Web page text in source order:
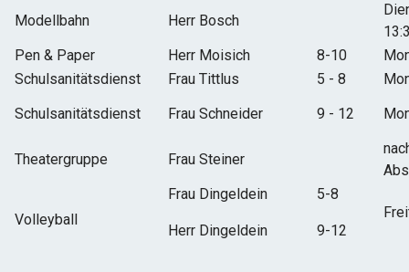
Modellbahn
Herr Bosch
Pen & Paper
Herr Moisich 8-10
Schulsanitätsdienst
Frau Tittlus 5 - 8
Schulsanitätsdienst
Frau Schneider 9 - 12
Theatergruppe Frau Steiner
Volleyball
Frau Dingeldein
Herr Dingeldein
5-8
9-12